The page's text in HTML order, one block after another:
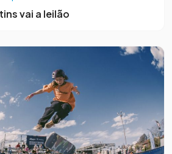
vai a leilão